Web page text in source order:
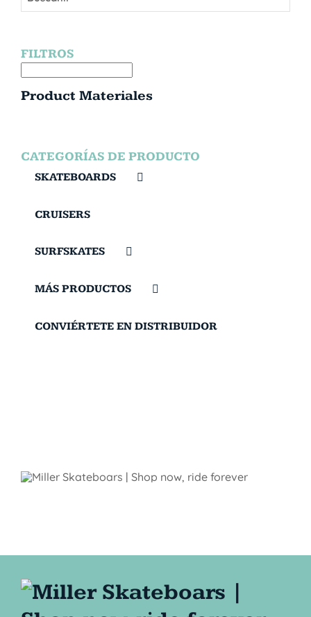
FILTROS
Product Materiales
CATEGORÍAS DE PRODUCTO
SKATEBOARDS
CRUISERS
SURFSKATES
MÁS PRODUCTOS
CONVIÉRTETE EN DISTRIBUIDOR